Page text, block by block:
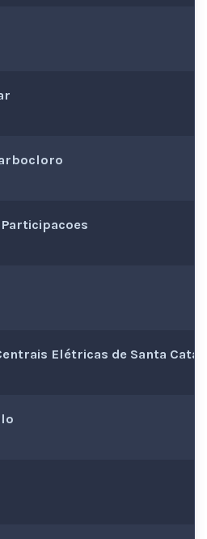
Elétricas de Santa